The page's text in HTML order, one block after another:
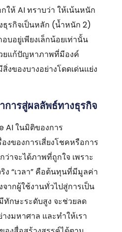
ให้ AI ทราบว่า ให้เน้นหนัก
รกิจเป็นหลัก (น้ำหนัก 2)
บอยู่เพียงเล็กน้อยเท่านั้น
ยแก้ปัญหาภาพที่มีองค์
งของบางอย่างโดดเด่นแย่ง
ารสู่ผลลัพธ์ทางธุรกิจ
AI ในมิติของการ
งของการเสี่ยงโชคหรือการ
าจะได้ภาพที่ถูกใจ เพราะ
ง “เวลา” คือต้นทุนที่มีมูลค่า
จากผู้ใช้งานทั่วไปสู่การเป็น
ทักษะระดับสูง จะช่วยลด
งมหาศาล และทำให้เรา